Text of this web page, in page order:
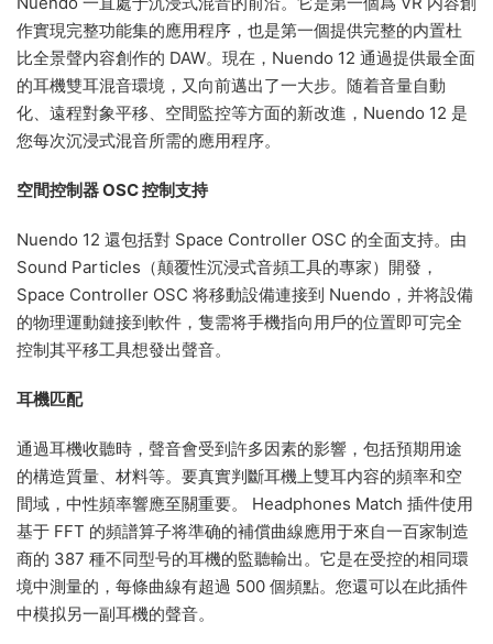
作實現完整功能集的應用程序，也是第一個提供完整的内置杜
比全景聲内容創作的 DAW。現在，Nuendo 12 通過提供最全面
的耳機雙耳混音環境，又向前邁出了一大步。随着音量自動
化、遠程對象平移、空間監控等方面的新改進，Nuendo 12 是
您每次沉浸式混音所需的應用程序。
空間控制器 OSC 控制支持
Nuendo 12 還包括對 Space Controller OSC 的全面支持。由
Sound Particles（颠覆性沉浸式音頻工具的專家）開發，
Space Controller OSC 将移動設備連接到 Nuendo，并将設備
的物理運動鏈接到軟件，隻需将手機指向用戶的位置即可完全
控制其平移工具想發出聲音。
耳機匹配
通過耳機收聽時，聲音會受到許多因素的影響，包括預期用途
的構造質量、材料等。要真實判斷耳機上雙耳内容的頻率和空
間域，中性頻率響應至關重要。 Headphones Match 插件使用
基于 FFT 的頻譜算子将準确的補償曲線應用于來自一百家制造
商的 387 種不同型号的耳機的監聽輸出。它是在受控的相同環
境中測量的，每條曲線有超過 500 個頻點。您還可以在此插件
中模拟另一副耳機的聲音。